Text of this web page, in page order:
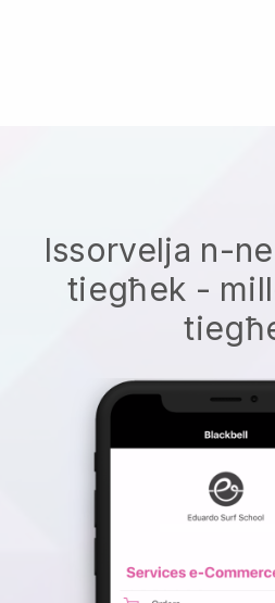
Issorvelja n-
tiegħek -